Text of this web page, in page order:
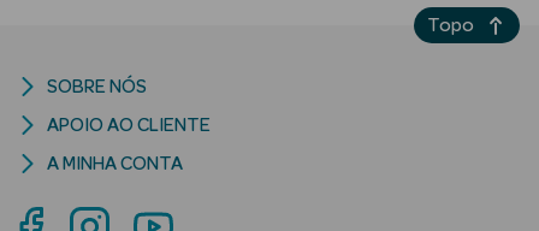
Corpo
Rosto
Lábios
SOBRE NÓS
APOIO AO CLIENTE
A MINHA CONTA
Topo